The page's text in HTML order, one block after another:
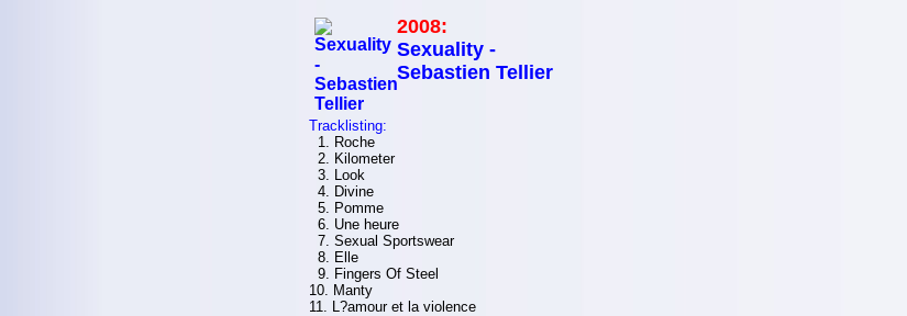
2008:
Sexuality -
Sebastien Tellier
Tracklisting:
1. Roche
2. Kilometer
3. Look
4. Divine
5. Pomme
6. Une heure
7. Sexual Sportswear
8. Elle
9. Fingers Of Steel
10. Manty
11. L?amour et la violence